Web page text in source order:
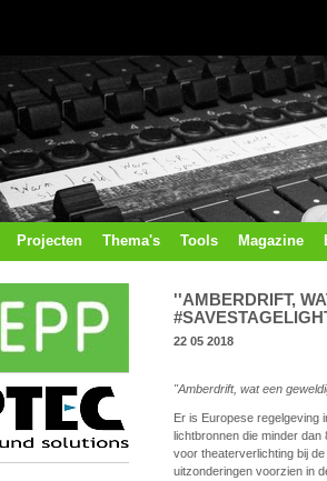
Projecten Thema's Tools Magazine
''AMBERDRIFT,
22 05 2018
"Amberdrift, wat een
Er is Europese regelgeving
lichtbronnen die minder
voor theaterverlichting bij
uitzonderingen voorzien in